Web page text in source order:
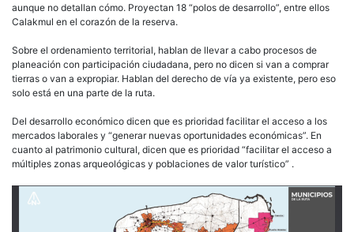
aunque no detallan cómo. Proyectan 18 “polos de desarrollo”, entre ellos
Calakmul en el corazón de la reserva.
Sobre el ordenamiento territorial, hablan de llevar a cabo procesos de
planeación con participación ciudadana, pero no dicen si van a comprar
tierras o van a expropiar. Hablan del derecho de vía ya existente, pero eso
solo está en una parte de la ruta.
Del desarrollo económico dicen que es prioridad facilitar el acceso a los
mercados laborales y “generar nuevas oportunidades económicas”. En
cuanto al patrimonio cultural, dicen que es prioridad “facilitar el acceso a
múltiples zonas arqueológicas y poblaciones de valor turístico” .